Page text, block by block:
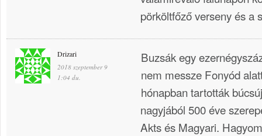
pörköltfőző verseny és a
Drizari
2018 szeptember 9
1:04 du.
Buzsák egy
nem messze Fonyód
hónapban tartották
nagyjából 500 éve
Akts és Magyari.